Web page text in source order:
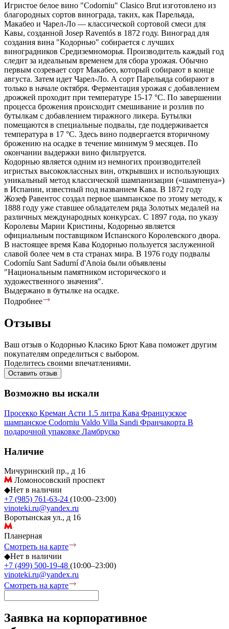
Игристое белое вино "Codorniu" Clasico Brut изготовлено из
благородных сортов винограда, таких, как Парельяда,
Макабео и Чарел-Ло — классической сортовой смеси для
Кавы, созданной Josep Raventós в 1872 году. Виноград для
создания вина "Кодорнью" собирается с лучших
виноградников Средиземноморья. Производитель каждый год
следит за идеальным временем для сбора урожая. Обычно
первым созревает сорт Макабео, который собирают в конце
августа. Затем идет Чарел-Ло. А сорт Парельяда собирают в
только в начале октября. Ферментация урожая с добавлением
дрожжей проходит при температуре 15-17 °С. По завершении
процесса брожения происходит смешивание и розлив по
бутылкам с добавлением тиражного ликера. Бутылки
помещаются в специальные подвалы, где поддерживается
температура в 17 °С. Здесь вино подвергается вторичному
брожению на осадке в течение минимум 9 месяцев. По
окончании выдержки вино фильтруется.
Кодорнью является одним из немногих производителей
игристых высококлассных вин, открывших и использующих
уникальный метод классической шампанизации («шампенуа»)
в Испании, известный под названием Кава. В 1872 году
Жозеф Равентос создал первое шампанское по этому методу, к
1888 году уже ставшее обладателем ряда Золотых медалей на
различных международных конкурсах. С 1897 года, по указу
Королевы Марии Кристины, Кодорнью является
официальным поставщиком Испанского Королевского двора.
В настоящее время Кава Кодорнью пользуется заслуженной
славой более чем в ста странах мира. В 1976 году подвалы
Codorníu Sant Sadurní d'Anoia были объявлены
"Национальным памятником исторического и
художественного значения".
Выдержано в бутылке на осадке.
Подробнее
Отзывы
Ваш отзыв о Кодорнью Класико Брют Кава поможет другим
покупателям определиться с выбором.
Поделитесь своими впечатлениями.
Оставить отзыв
Возможно вы искали
Просекко Креман Асти 1.5 литра Кава Французское
шампанское Codorniu Valdo Villa Sandi Франчакорта В
подарочной упаковке Ламбруско
Наличие
Мичуринский пр., д 16
Ломоносовский проспект
◆Нет в наличии
+7 (985) 761-63-24 (10:00–23:00)
vinoteki.ru@yandex.ru
Воротынская ул., д 16
Планерная
Смотреть на карте
◆Нет в наличии
+7 (499) 500-19-48 (10:00–23:00)
vinoteki.ru@yandex.ru
Смотреть на карте
Заявка на корпоративное